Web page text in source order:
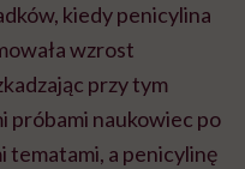
kiedy penicylina
wzrost
przy tym
próbami naukowiec po
tematami, a penicylinę